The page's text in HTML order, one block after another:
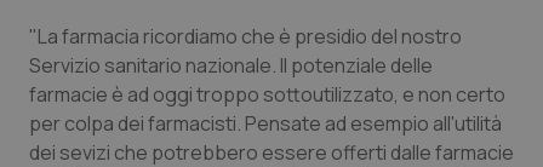
Sardegna
Sicilia
Malattia di Crohn & Rettocolite Ulcerosa
Neuroscienze & patologie neurodegenerative
"La farmacia ricordiamo che è presidio del nostro
Servizio sanitario nazionale. Il potenziale delle
farmacie è ad oggi troppo sottoutilizzato, e non certo
per colpa dei farmacisti. Pensate ad esempio all'utilità
dei sevizi che potrebbero essere offerti dalle farmacie